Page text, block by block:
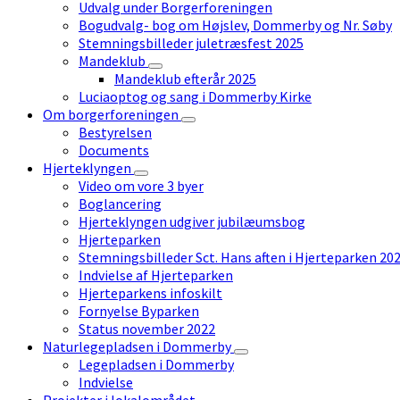
Udvalg under Borgerforeningen
Bogudvalg- bog om Højslev, Dommerby og Nr. Søby
Stemningsbilleder juletræsfest 2025
Mandeklub
Mandeklub efterår 2025
Luciaoptog og sang i Dommerby Kirke
Om borgerforeningen
Bestyrelsen
Documents
Hjerteklyngen
Video om vore 3 byer
Boglancering
Hjerteklyngen udgiver jubilæumsbog
Hjerteparken
Stemningsbilleder Sct. Hans aften i Hjerteparken
Indvielse af Hjerteparken
Hjerteparkens infoskilt
Fornyelse Byparken
Status november 2022
Naturlegepladsen i Dommerby
Legepladsen i Dommerby
Indvielse